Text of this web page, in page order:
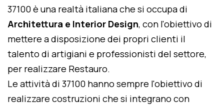
37100 è una realtà italiana che si occupa di
Architettura e Interior Design, con l'obiettivo di
mettere a disposizione dei propri clienti il
talento di artigiani e professionisti del settore,
per realizzare Restauro.
Le attività di 37100 hanno sempre l'obiettivo di
realizzare costruzioni che si integrano con